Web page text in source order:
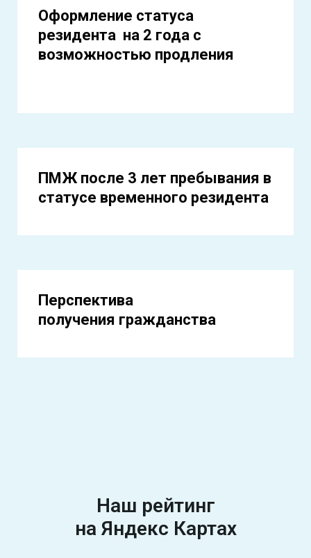
Оформление статуса
резидента на 2 года с
возможностью продления
ПМЖ после 3 лет пребывания в
статусе временного резидента
Перспектива
получения гражданства
Наш рейтинг
на Яндекс Картах